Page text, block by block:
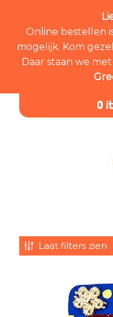
Online bestellen
mogelijk. Kom
Daar staan we
0
Laat filters zien